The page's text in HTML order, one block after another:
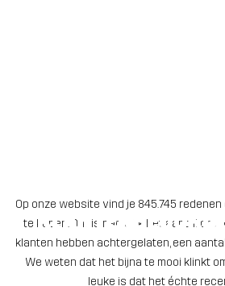
Echte beoordelingen van
Op onze website vind je 845.745
te kopen. Dat is namelijk het aantal
klanten hebben achtergelaten, een
We weten dat het bijna te mooi klinkt
leuke is dat het échte